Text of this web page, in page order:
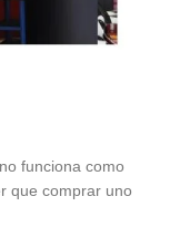
funciona como
que comprar uno